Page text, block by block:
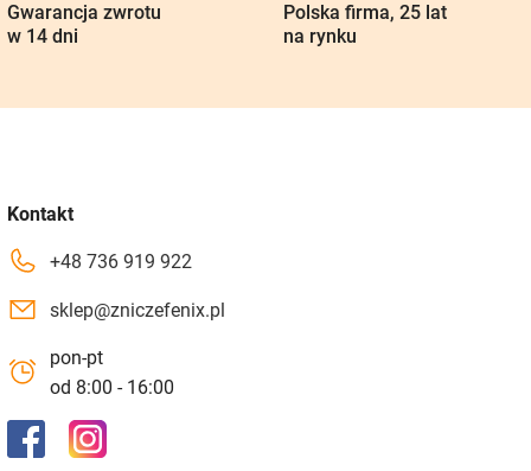
Gwarancja zwrotu
w 14 dni
Polska firma, 25 lat
na rynku
Kontakt
+48 736 919 922
sklep@zniczefenix.pl
pon-pt
od 8:00 - 16:00